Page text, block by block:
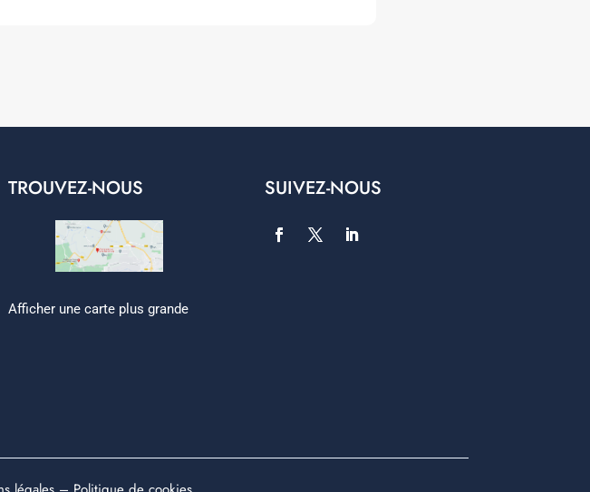
TROUVEZ-NOUS
Afficher une carte plus grande
SUIVEZ-NOUS